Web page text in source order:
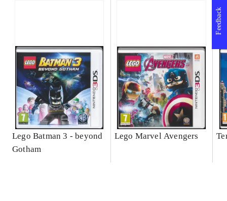
Lego Batman 3 - beyond
Gotham
Lego Marvel Avengers
Feedback